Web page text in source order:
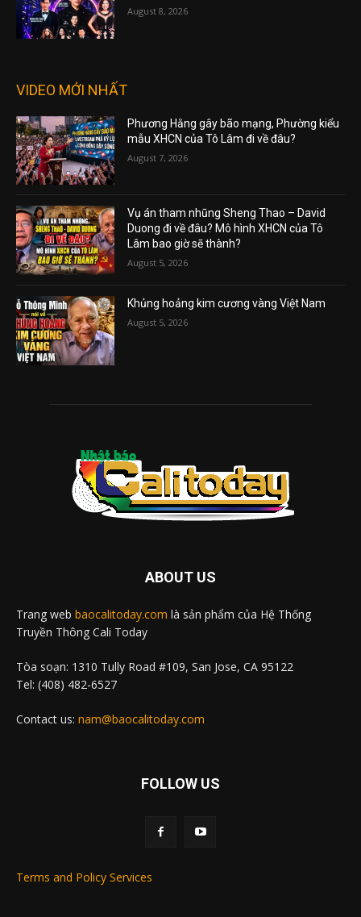
August 8, 2026
VIDEO MỚI NHẤT
Phương Hằng gây bão mạng, Phường kiểu
mẫu XHCN của Tô Lâm đi về đâu?
August 7, 2026
Vụ án tham nhũng Sheng Thao – David
Duong đi về đâu? Mô hình XHCN của Tô
Lâm bao giờ sẽ thành?
August 5, 2026
Khủng hoảng kim cương vàng Việt Nam
August 5, 2026
ABOUT US
Trang web baocalitoday.com là sản phẩm của Hệ Thống
Truyền Thông Cali Today
Tòa soạn: 1310 Tully Road #109, San Jose, CA 95122
Tel: (408) 482-6527
Contact us: nam@baocalitoday.com
FOLLOW US
Terms and Policy Services